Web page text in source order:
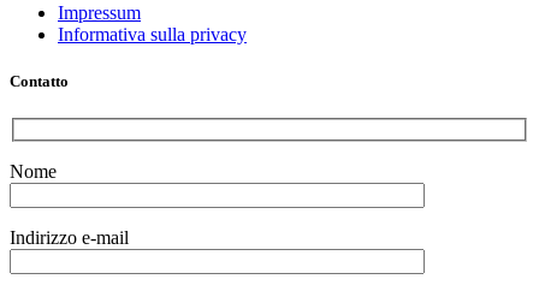
Impressum
Informativa sulla privacy
Contatto
Nome
Indirizzo e-mail